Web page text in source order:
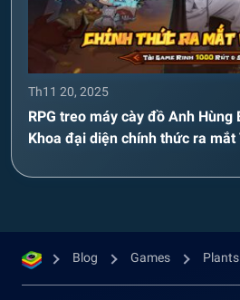
Th11 20, 2025
RPG treo máy cày đồ Anh Hùng
Khoa đại diện chính thức ra mắt
Blog Games